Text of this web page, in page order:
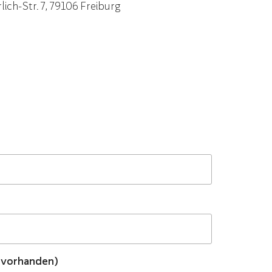
Str. 7, 79106 Freiburg